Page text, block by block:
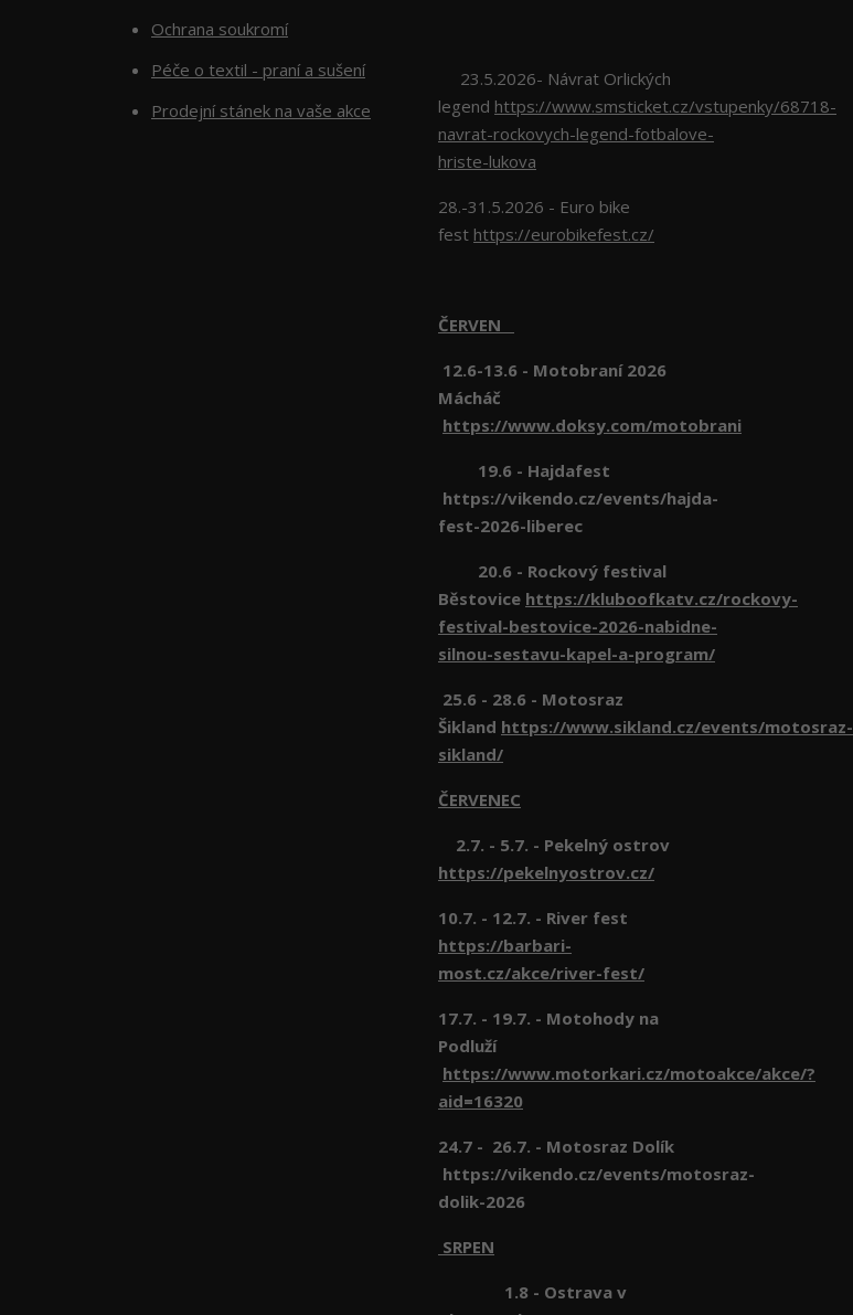
Ochrana soukromí
Péče o textil - praní a sušení
Prodejní stánek na vaše akce
23.5.2026- Návrat Orlických
legend https://www.smsticket.cz/vstupenky/68718-
navrat-rockovych-legend-fotbalove-
hriste-lukova
28.-31.5.2026 - Euro bike
fest https://eurobikefest.cz/
ČERVEN
12.6-13.6 - Motobraní 2026
Mácháč
https://www.doksy.com/motobrani
19.6 - Hajdafest
https://vikendo.cz/events/hajda-
fest-2026-liberec
20.6 - Rockový festival
Běstovice https://kluboofkatv.cz/rockovy-
festival-bestovice-2026-nabidne-
silnou-sestavu-kapel-a-program/
25.6 - 28.6 - Motosraz
Šikland https://www.sikland.cz/events/motosraz-
sikland/
ČERVENEC
2.7. - 5.7. - Pekelný ostrov
https://pekelnyostrov.cz/
10.7. - 12.7. - River fest
https://barbari-
most.cz/akce/river-fest/
17.7. - 19.7. - Motohody na
Podluží
https://www.motorkari.cz/motoakce/akce/?
aid=16320
24.7 - 26.7. - Motosraz Dolík
https://vikendo.cz/events/motosraz-
dolik-2026
SRPEN
1.8 - Ostrava v